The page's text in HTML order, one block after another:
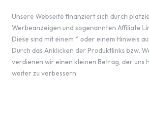
Unsere Webseite finanziert sich durch
Werbeanzeigen und sogenannten Affiliate
Diese sind mit einem * oder einem Hinweis
Durch das Anklicken der Produktlinks bzw.
verdienen wir einen kleinen Betrag, der uns
weiter zu verbessern.